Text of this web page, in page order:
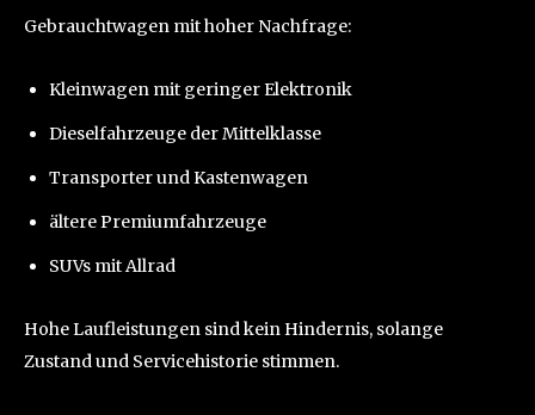
Gebrauchtwagen mit hoher Nachfrage:
Kleinwagen mit geringer Elektronik
Dieselfahrzeuge der Mittelklasse
Transporter und Kastenwagen
ältere Premiumfahrzeuge
SUVs mit Allrad
Hohe Laufleistungen sind kein Hindernis, solange
Zustand und Servicehistorie stimmen.